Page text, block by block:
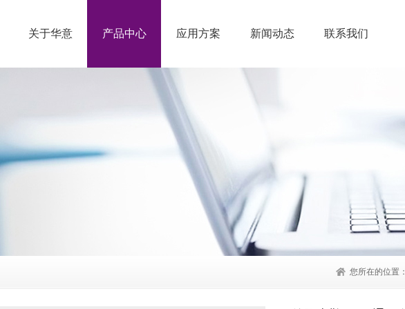
关于华意 产品中心 应用方案 新闻动态 联系我们
您所在的位置：